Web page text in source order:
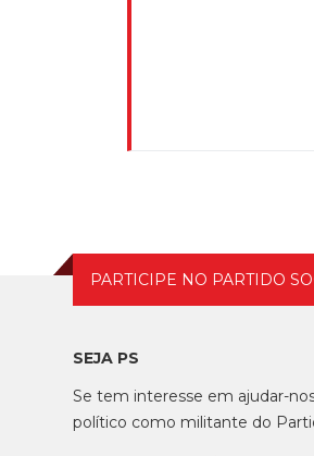
PARTICIPE NO PARTIDO
SEJA PS
Se tem interesse em ajudar-
político como militante do